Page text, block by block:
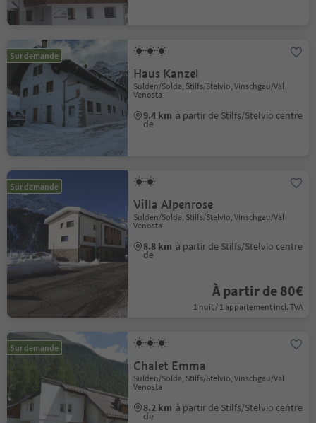
Sur demande
Haus Kanzel
Sulden/Solda, Stilfs/Stelvio, Vinschgau/Val
Venosta
9.4 km à partir de Stilfs/Stelvio centre
de
Sur demande
Villa Alpenrose
Sulden/Solda, Stilfs/Stelvio, Vinschgau/Val
Venosta
8.8 km à partir de Stilfs/Stelvio centre
de
À partir de 80€
1 nuit / 1 appartement incl. TVA
Sur demande
Chalet Emma
Sulden/Solda, Stilfs/Stelvio, Vinschgau/Val
Venosta
8.2 km à partir de Stilfs/Stelvio centre
de